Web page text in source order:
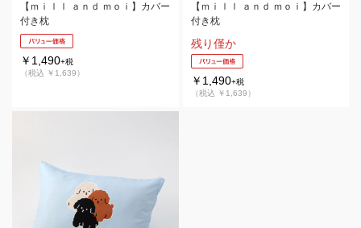
【ｍｉｌｌ ａｎｄ ｍｏｉ】カバー
付き枕
￥1,490+税
（税込 ￥1,639）
【ｍｉｌｌ ａｎｄ ｍｏｉ】カバー
付き枕
残り僅か
￥1,490+税
（税込 ￥1,639）